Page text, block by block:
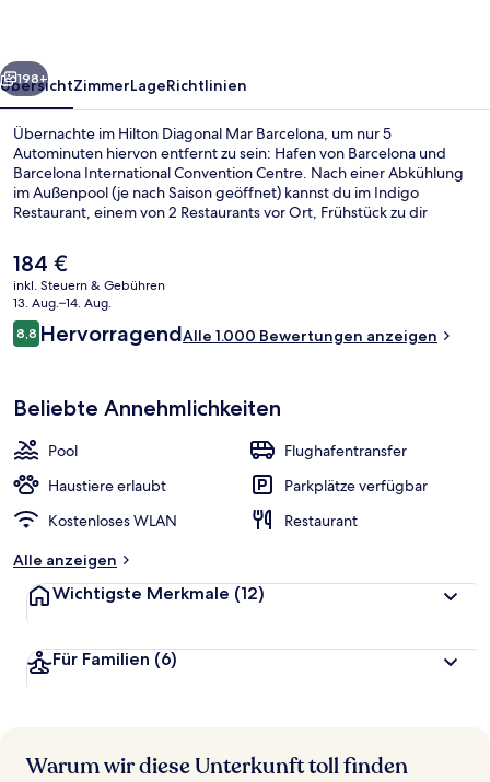
Weiter
198+
ÜbersichtZimmerLageRichtlinien
Übernachte im Hilton Diagonal Mar Barcelona, um nur 5
Autominuten hiervon entfernt zu sein: Hafen von Barcelona und
Barcelona International Convention Centre. Nach einer Abkühlung
im Außenpool (je nach Saison geöffnet) kannst du im Indigo
Restaurant, einem von 2 Restaurants vor Ort, Frühstück zu dir
Stil eine Poolbar, einen rund um die Uhr geöffneten Fitnessbereich
und einen Fitnessbereich. Andere Reisende lieben das hilfsbereite
Personal und die Einkaufsmöglichkeiten. Die Unterkunft ist nur
einen kurzen Fußmarsch von den öffentlichen Verkehrsmitteln
entfernt: Zur U-Bahn läuft man 7 Minuten (U-Bahn-Station El
Maresme - Fòrum) bzw. 10 Minuten (U-Bahn-Station Selva de Mar).
Der
aktuelle
Preis
beträgt
184 €.
184 €
inkl. Steuern & Gebühren
13. Aug.–14. Aug.
Bewertungen
8,88,8 von 10.
HervorragendAlle 1.000 Bewertungen anzeigen
Beliebte Annehmlichkeiten
Pool
Flughafentransfer
Haustiere erlaubt
Parkplätze verfügbar
Kostenloses WLAN
Restaurant
Alle anzeigen
Wichtigste Merkmale (12)
Für Familien (6)
Warum wir diese Unterkunft toll finden